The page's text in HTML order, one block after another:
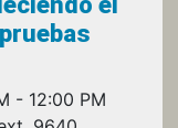
- 12:00 PM